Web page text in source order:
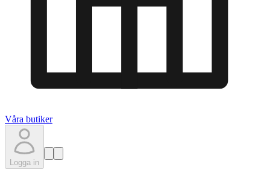
Våra butiker
Logga in